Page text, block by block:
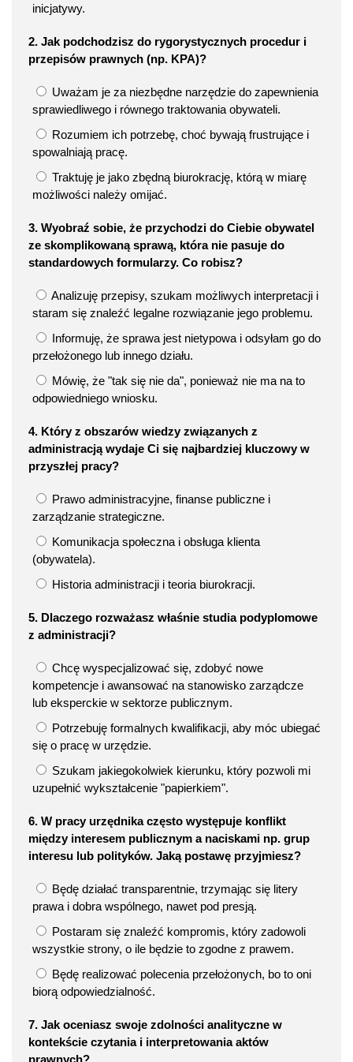
inicjatywy.
2. Jak podchodzisz do rygorystycznych procedur i
przepisów prawnych (np. KPA)?
Uważam je za niezbędne narzędzie do zapewnienia
sprawiedliwego i równego traktowania obywateli.
Rozumiem ich potrzebę, choć bywają frustrujące i
spowalniają pracę.
Traktuję je jako zbędną biurokrację, którą w miarę
możliwości należy omijać.
3. Wyobraź sobie, że przychodzi do Ciebie obywatel
ze skomplikowaną sprawą, która nie pasuje do
standardowych formularzy. Co robisz?
Analizuję przepisy, szukam możliwych interpretacji i
staram się znaleźć legalne rozwiązanie jego problemu.
Informuję, że sprawa jest nietypowa i odsyłam go do
przełożonego lub innego działu.
Mówię, że "tak się nie da", ponieważ nie ma na to
odpowiedniego wniosku.
4. Który z obszarów wiedzy związanych z
administracją wydaje Ci się najbardziej kluczowy w
przyszłej pracy?
Prawo administracyjne, finanse publiczne i
zarządzanie strategiczne.
Komunikacja społeczna i obsługa klienta
(obywatela).
Historia administracji i teoria biurokracji.
5. Dlaczego rozważasz właśnie studia podyplomowe
z administracji?
Chcę wyspecjalizować się, zdobyć nowe
kompetencje i awansować na stanowisko zarządcze
lub eksperckie w sektorze publicznym.
Potrzebuję formalnych kwalifikacji, aby móc ubiegać
się o pracę w urzędzie.
Szukam jakiegokolwiek kierunku, który pozwoli mi
uzupełnić wykształcenie "papierkiem".
6. W pracy urzędnika często występuje konflikt
między interesem publicznym a naciskami np. grup
interesu lub polityków. Jaką postawę przyjmiesz?
Będę działać transparentnie, trzymając się litery
prawa i dobra wspólnego, nawet pod presją.
Postaram się znaleźć kompromis, który zadowoli
wszystkie strony, o ile będzie to zgodne z prawem.
Będę realizować polecenia przełożonych, bo to oni
biorą odpowiedzialność.
7. Jak oceniasz swoje zdolności analityczne w
kontekście czytania i interpretowania aktów
prawnych?